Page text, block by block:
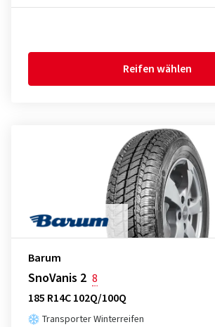
Reifen wählen
Barum
SnoVanis 2 8
185 R14C 102Q/100Q
Transporter Winterreifen